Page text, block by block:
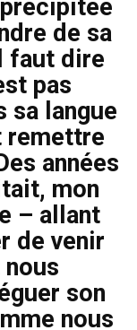
de sa
faut dire
pas
sa langue
remettre
années
mon
– allant
de venir
son
nous